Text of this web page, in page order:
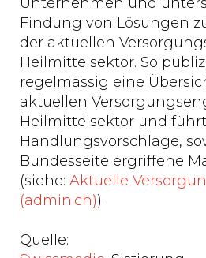
Findung von Lösungen
der aktuellen
Heilmittelsektor. So
regelmässig eine
aktuellen
Heilmittelsektor und
Handlungsvorschläge,
Bundesseite ergriffene
(siehe: Aktuelle
(admin.ch)).
Quelle: